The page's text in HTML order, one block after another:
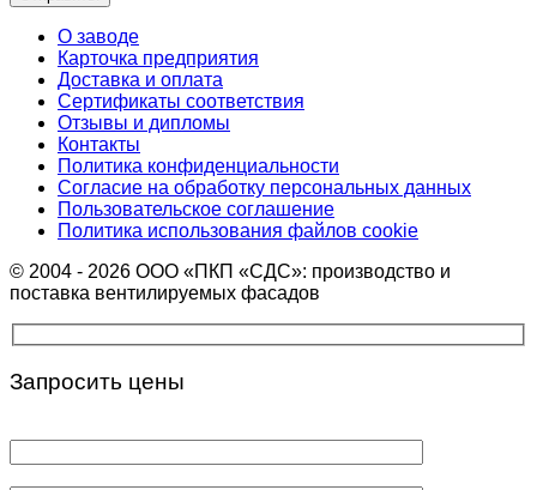
О заводе
Карточка предприятия
Доставка и оплата
Сертификаты соответствия
Отзывы и дипломы
Контакты
Политика конфиденциальности
Согласие на обработку персональных данных
Пользовательское соглашение
Политика использования файлов cookie
© 2004 - 2026 ООО «ПКП «СДС»: производство и
поставка вентилируемых фасадов
Запросить цены